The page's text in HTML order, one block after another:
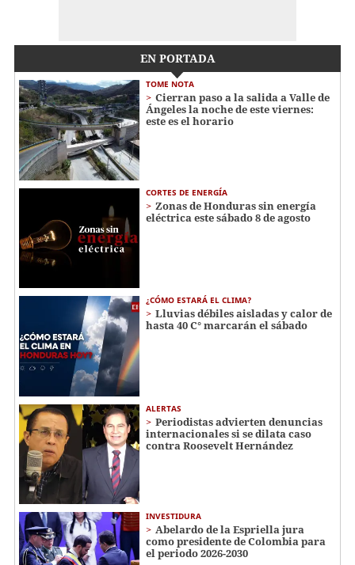
EN PORTADA
TOME NOTA
Cierran paso a la salida a Valle de
Ángeles la noche de este viernes:
este es el horario
CORTES DE ENERGÍA
Zonas de Honduras sin energía
eléctrica este sábado 8 de agosto
¿CÓMO ESTARÁ EL CLIMA?
Lluvias débiles aisladas y calor de
hasta 40 C° marcarán el sábado
ALERTAS
Periodistas advierten denuncias
internacionales si se dilata caso
contra Roosevelt Hernández
INVESTIDURA
Abelardo de la Espriella jura
como presidente de Colombia para
el periodo 2026-2030